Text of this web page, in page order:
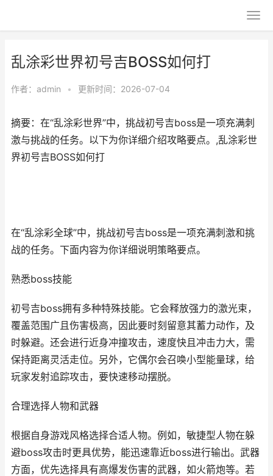
乱涂彩世界初号吉BOSS如何打
作者： admin • 更新时间：2026-07-04
摘要：在“乱涂彩世界”中，挑战初号吉boss是一项充满刺
激与挑战的任务。以下为你详细介绍攻略要点。,乱涂彩世
界初号吉BOSS如何打
在“乱涂彩全球”中，挑战初号吉boss是一项充满刺激和挑
战的任务。下面内容为你详细说明策略要点。
熟悉boss技能
初号吉boss拥有多种特殊技能。它会释放强力的激光束，
覆盖范围广且伤害极高，因此要时刻留意其蓄力动作，及
时躲避。还会进行近身冲撞攻击，速度快且冲击力大，需
保持距离灵活走位。另外，它偶尔会召唤小型能量球，给
玩家发射追踪攻击，要快速移动摆脱。
合理选择人物和武器
根据自身游戏风格选择合适人物。例如，敏捷型人物在躲
避boss攻击时更具优势，能迅速靠近boss进行输出。武器
方面，优先选择具有高爆发伤害的武器，如火箭炮等。若